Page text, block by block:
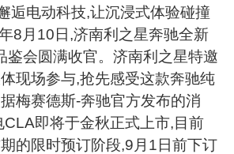
逅电动科技,让沉浸式体验碰撞
8月10日,济南利之星奔驰全新
鉴会圆满收官。济南利之星特邀
现场参与,抢先感受这款奔驰纯
梅赛德斯-奔驰官方发布的消
CLA即将于金秋正式上市,目前
的限时预订阶段,9月1日前下订